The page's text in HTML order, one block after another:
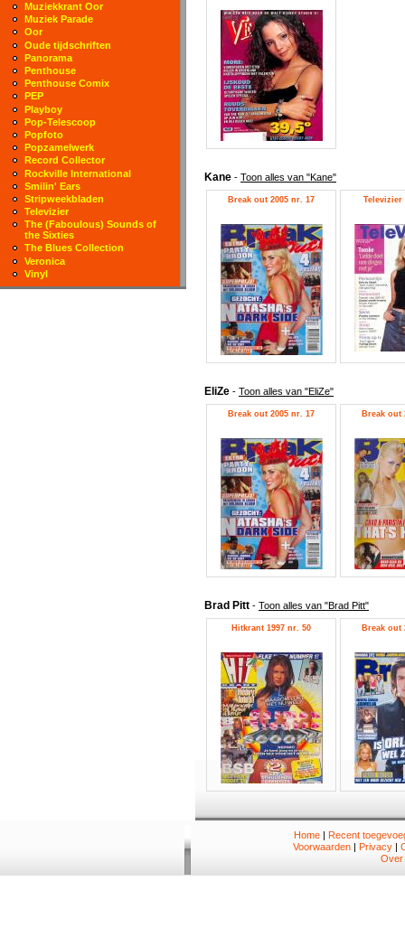
Kane - Toon alles van "Kane"
Break out 2005 nr. 17 Televizier
EliZe - Toon alles van "EliZe"
Break out 2005 nr. 17 Break out
Brad Pitt - Toon alles van "Brad Pitt"
Hitkrant 1997 nr. 50 Break out
Muziekkrant Oor
Muziek Parade
Oor
Oude tijdschriften
Panorama
Penthouse
Penthouse Comix
PEP
Playboy
Pop-Telescoop
Popfoto
Popzamelwerk
Record Collector
Rockville International
Smilin' Ears
Stripweekbladen
Televizier
The (Faboulous) Sounds of
the Sixties
The Blues Collection
Veronica
Vinyl
Home| Recent
Voorwaarden | Privacy |
Over